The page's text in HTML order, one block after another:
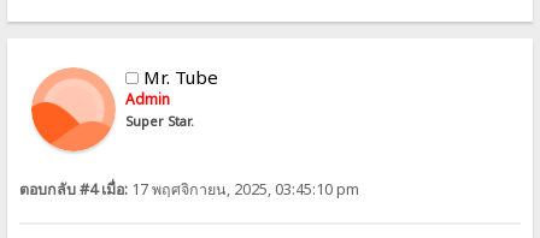
Mr. Tube
Admin
Super Star.
ตอบกลับ #4 เมื่อ: 17 พฤศจิกายน, 2025, 03:45:10 pm